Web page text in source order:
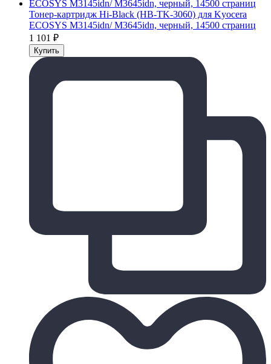
Тонер-картридж Hi-Black (HB-TK-3060) для Kyocera
ECOSYS M3145idn/ M3645idn, черный, 14500 страниц
1 101 ₽